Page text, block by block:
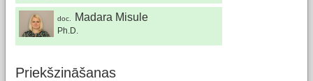
doc. Madara Misule
Ph.D.
Priekšzināšanas